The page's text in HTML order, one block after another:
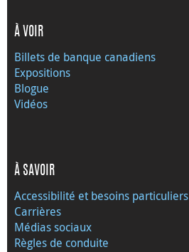
À VOIR
Billets de banque canadiens
Expositions
Blogue
Vidéos
À SAVOIR
Accessibilité et besoins particuliers
Carrières
Médias sociaux
Règles de conduite